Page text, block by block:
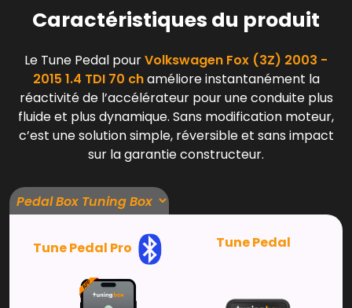
Caractéristiques du produit
Le Tune Pedal pourVolkswagen Fox (3Z) 2003 -
2015 1.4 TDI 70 chaméliore instantanément la
réactivité de l’accélérateur pour une conduite plus
fluide et plus dynamique. Sans modification moteur,
c’est une solution simple, réversible et sans impact
sur la garantie constructeur.
Tune Pedal Pro Tune Pedal